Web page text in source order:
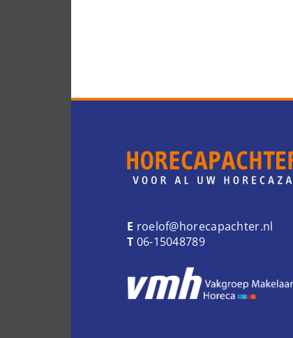
E roelof@horecapachter.nl
T 06-15048789